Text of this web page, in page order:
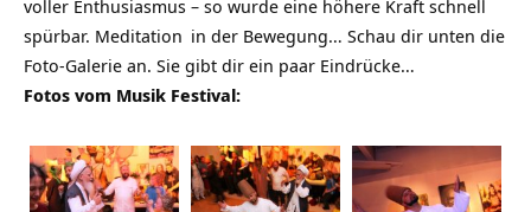
voller Enthusiasmus – so wurde eine höhere Kraft schnell
spürbar. Meditation in der Bewegung… Schau dir unten die
Foto-Galerie an. Sie gibt dir ein paar Eindrücke…
Fotos vom Musik Festival: